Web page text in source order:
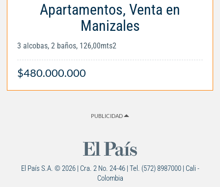
Apartamentos, Venta en
Manizales
3 alcobas, 2 baños, 126,00mts2
$480.000.000
PUBLICIDAD
El País S.A. © 2026 | Cra. 2 No. 24-46 | Tel. (572) 8987000 | Cali -
Colombia